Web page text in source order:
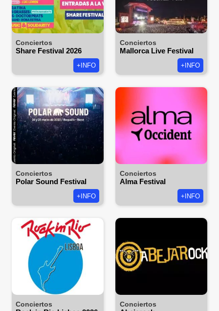
Conciertos
Share Festival 2026
+INFO
Conciertos
Mallorca Live Festival
+INFO
Conciertos
Polar Sound Festival
+INFO
Conciertos
Alma Festival
+INFO
Conciertos Conciertos